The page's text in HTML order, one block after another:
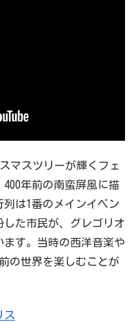
マスツリーが輝くフェ
年前の南蛮屏風に描
は1番のメインイベン
した市民が、グレゴリオ
す。当時の西洋音楽や
の世界を楽しむことが
ス